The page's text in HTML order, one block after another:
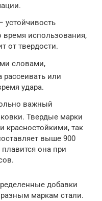
устойчивость
время использования,
от твердости.
словами,
или
удара.
важный
Твердые марки
красностойкими, так
выше 900
она при
добавки
маркам стали.